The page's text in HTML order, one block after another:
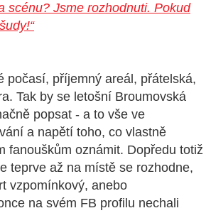
scénu? Jsme rozhodnuti. Pokud
počasí, příjemný areál, přátelská,
Tak by se letošní Broumovská
popsat - a to vše ve
a napětí toho, co vlastně
fanouškům oznámit. Dopředu totiž
teprve až na místě se rozhodne,
vzpomínkový, anebo
na svém FB profilu nechali